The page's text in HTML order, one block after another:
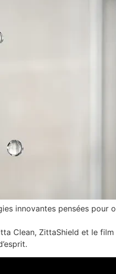
innovantes pensées
Clean, ZittaShield et le